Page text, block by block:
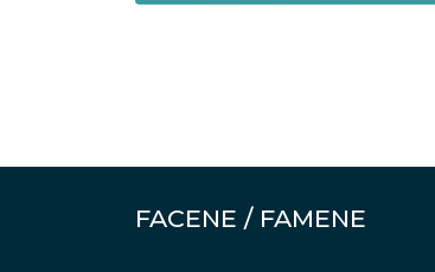
FACENE / FAMENE